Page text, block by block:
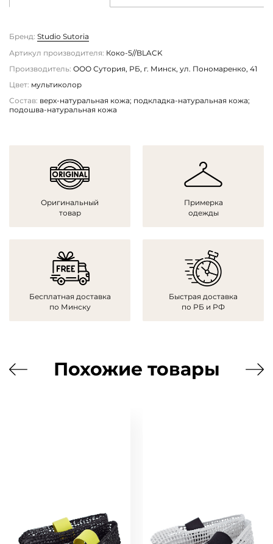
Бренд: Studio Sutoria
Артикул производителя: Коко-5//BLACK
Производитель: ООО Сутория, РБ, г. Минск, ул. Пономаренко, 41
Цвет: мультиколор
Состав: верх-натуральная кожа; подкладка-натуральная кожа;
подошва-натуральная кожа
Оригинальный
товар
Примерка
одежды
Бесплатная доставка
по Минску
Быстрая доставка
по РБ и РФ
Похожие товары